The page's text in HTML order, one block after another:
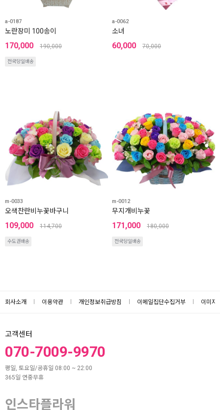
a-0187
노란장미 100송이
170,000 190,000
전국당일배송
a-0062
소녀
60,000 70,000
m-0033
오색찬란비누꽃바구니
109,000 114,700
수도권배송
m-0012
무지개비누꽃
171,000 180,000
전국당일배송
회사소개 이용약관 개인정보취급방침 이메일집단수집거부 이미지
고객센터
070-7009-9970
평일, 토요일/공휴일 08:00 ~ 22:00
365일 연중무휴
인스타플라워